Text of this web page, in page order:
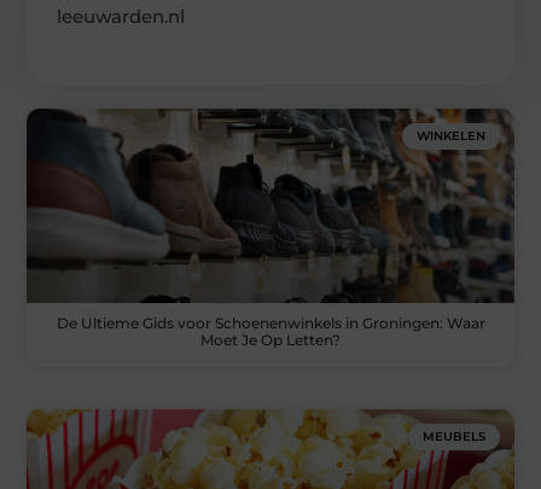
leeuwarden.nl
WINKELEN
De Ultieme Gids voor Schoenenwinkels in Groningen: Waar
Moet Je Op Letten?
MEUBELS